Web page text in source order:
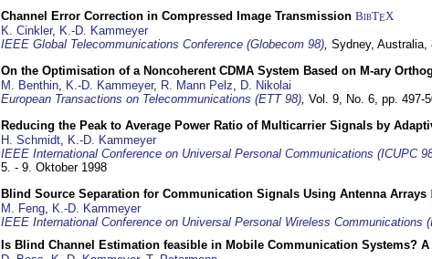
Channel Error Correction in Compressed Image Transmission BibTEX
K. Cinkler, K.-D. Kammeyer
IEEE Global Telecommunications Conference (Globecom 98), Sydney, Australia,
On the Optimisation of a Noncoherent CDMA System Based on M-ary
M. Benthin, K.-D. Kammeyer, R. Mann Pelz, D. Nikolai
European Transactions on Telecommunications (ETT 98), Vol. 9, No. 6, pp. 497-
Reducing the Peak to Average Power Ratio of Multicarrier Signals by
H. Schmidt, K.-D. Kammeyer
IEEE International Conference on Universal Personal Communications (ICUPC
5. - 9. Oktober 1998
Blind Source Separation for Communication Signals Using Antenna Arrays
M. Feng, K.-D. Kammeyer
IEEE International Conference on Universal Personal Wireless Communications
Is Blind Channel Estimation feasible in Mobile Communication Systems? A